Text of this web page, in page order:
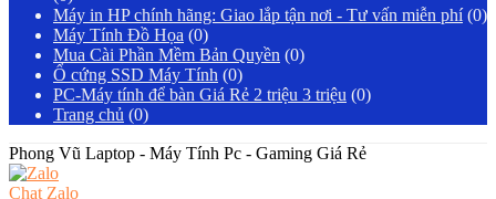
Máy in HP chính hãng: Giao lắp tận nơi - Tư vấn miễn phí (0)
Máy Tính Đồ Họa (0)
Mua Cài Phần Mềm Bản Quyền (0)
Ổ cứng SSD Máy Tính (0)
PC-Máy tính để bàn Giá Rẻ 2 triệu 3 triệu (0)
Trang chủ (0)
Phong Vũ Laptop - Máy Tính Pc - Gaming Giá Rẻ
Chat Zalo